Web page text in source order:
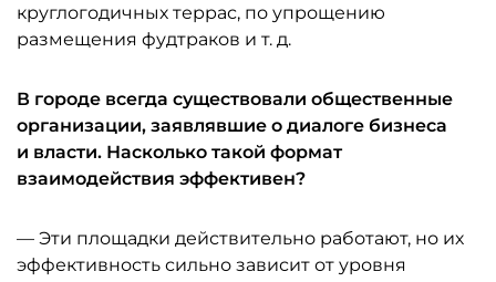
круглогодичных террас, по упрощению
размещения фудтраков и т. д.
В городе всегда существовали общественные
организации, заявлявшие о диалоге бизнеса
и власти. Насколько такой формат
взаимодействия эффективен?
— Эти площадки действительно работают, но их
эффективность сильно зависит от уровня